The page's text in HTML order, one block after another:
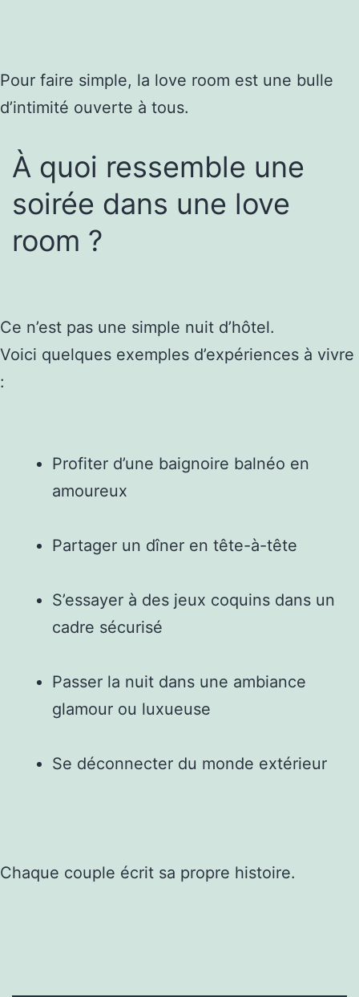
Pour faire simple, la love room est une bulle
d’intimité ouverte à tous.
À quoi ressemble une
soirée dans une love
room ?
Ce n’est pas une simple nuit d’hôtel.
Voici quelques exemples d’expériences à vivre
:
Profiter d’une baignoire balnéo en
amoureux
Partager un dîner en tête-à-tête
S’essayer à des jeux coquins dans un
cadre sécurisé
Passer la nuit dans une ambiance
glamour ou luxueuse
Se déconnecter du monde extérieur
Chaque couple écrit sa propre histoire.